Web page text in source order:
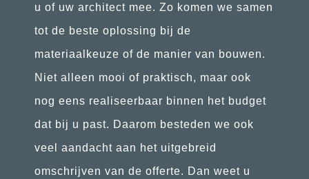
u of uw architect mee. Zo komen we samen
tot de beste oplossing bij de
materiaalkeuze of de manier van bouwen.
Niet alleen mooi of praktisch, maar ook
nog eens realiseerbaar binnen het budget
dat bij u past. Daarom besteden we ook
veel aandacht aan het uitgebreid
omschrijven van de offerte. Dan weet u